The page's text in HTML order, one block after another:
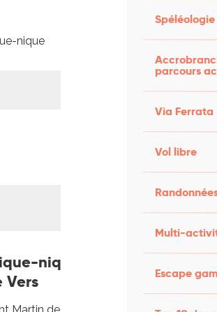
Spéléologie
parcours
Via Ferrata
Vol libre
Multi-
Escape
nique
nique de Saint
Vers